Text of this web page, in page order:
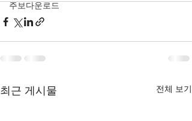
주보다운로드
최근 게시물 전체 보기